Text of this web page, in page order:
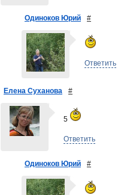
Одиноков Юрий #
Ответить
Елена Суханова #
5
Ответить
Одиноков Юрий #